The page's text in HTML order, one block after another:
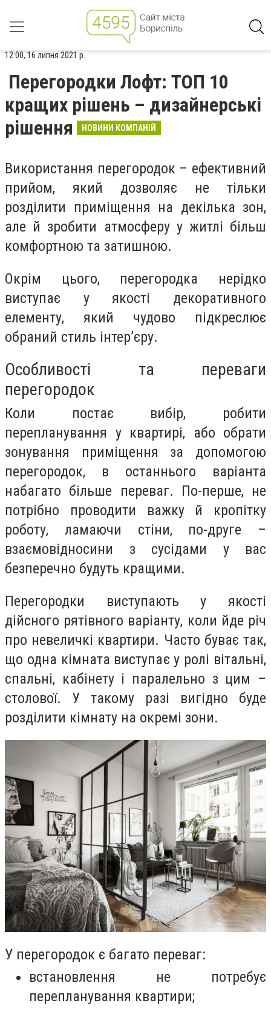
12:00, 16 липня 2021 р.
Перегородки Лофт: ТОП 10
кращих рішень – дизайнерські
рішення
НОВИНИ КОМПАНІЙ
Використання перегородок – ефективний
прийом, який дозволяє не тільки
розділити приміщення на декілька зон,
але й зробити атмосферу у житлі більш
комфортною та затишною.
Окрім цього, перегородка нерідко
виступає у якості декоративного
елементу, який чудово підкреслює
обраний стиль інтер’єру.
Особливості та переваги
перегородок
Коли постає вибір, робити
перепланування у квартирі, або обрати
зонування приміщення за допомогою
перегородок, в останнього варіанта
набагато більше переваг. По-перше, не
потрібно проводити важку й кропітку
роботу, ламаючи стіни, по-друге –
взаємовідносини з сусідами у вас
безперечно будуть кращими.
Перегородки виступають у якості
дійсного рятівного варіанту, коли йде річ
про невеличкі квартири. Часто буває так,
що одна кімната виступає у ролі вітальні,
спальні, кабінету і паралельно з цим –
столової. У такому разі вигідно буде
розділити кімнату на окремі зони.
У перегородок є багато переваг:
встановлення не потребує
перепланування квартири;